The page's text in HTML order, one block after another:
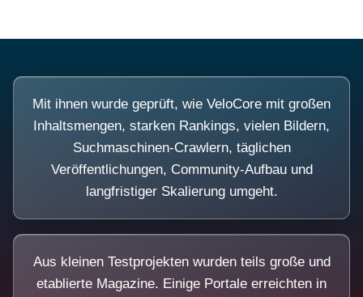
Mit ihnen wurde geprüft, wie VeloCore mit großen
Inhaltsmengen, starken Rankings, vielen Bildern,
Suchmaschinen-Crawlern, täglichen
Veröffentlichungen, Community-Aufbau und
langfristiger Skalierung umgeht.
Aus kleinen Testprojekten wurden teils große und
etablierte Magazine. Einige Portale erreichten in